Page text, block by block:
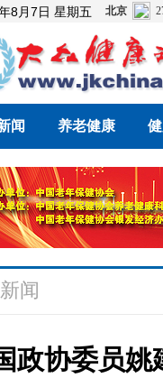
8月7日 星期五
闻 养老健康
闻
政协委员姚